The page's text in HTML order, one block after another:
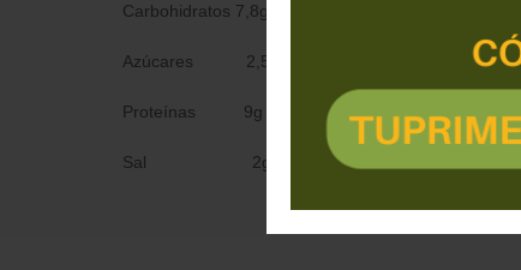
Carbohidratos 7,8g
Azúcares 2,5g
Proteínas 9g
Sal 2g